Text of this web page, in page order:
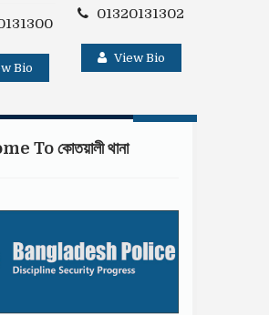
Bio
01320131302
View Bio
To কোতয়ালী থানা